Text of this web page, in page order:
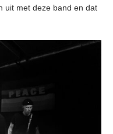
uit met deze band en dat